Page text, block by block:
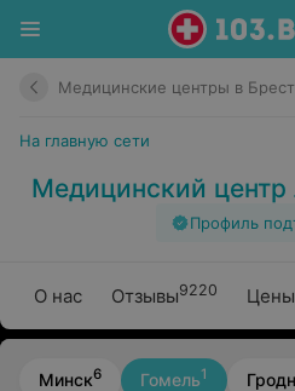
Медицинские центры в
На главную сети
Медицинский
Профиль
О нас Отзывы9220 Цены
Минск6 Гомель1